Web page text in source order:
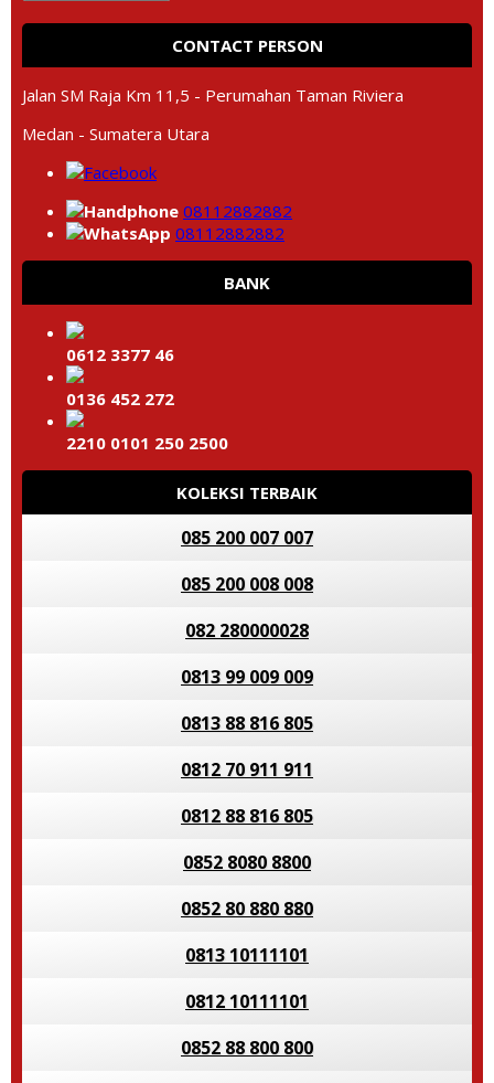
CONTACT PERSON
Jalan SM Raja Km 11,5 - Perumahan Taman Riviera
Medan - Sumatera Utara
08112882882
08112882882
BANK
0612 3377 46
0136 452 272
2210 0101 250 2500
KOLEKSI TERBAIK
085 200 007 007
085 200 008 008
082 280000028
0813 99 009 009
0813 88 816 805
0812 70 911 911
0812 88 816 805
0852 8080 8800
0852 80 880 880
0813 10111101
0812 10111101
0852 88 800 800